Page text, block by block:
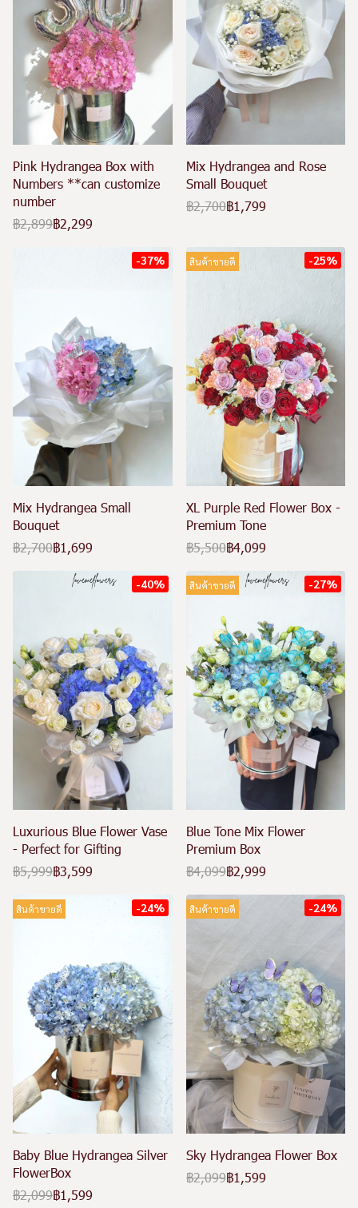
Pink Hydrangea Box with
Numbers **can customize
number
฿2,899฿2,299
Mix Hydrangea and Rose
Small Bouquet
฿2,700฿1,799
-37%
Mix Hydrangea Small
Bouquet
฿2,700฿1,699
สินค้าขายดี -25%
XL Purple Red Flower Box -
Premium Tone
฿5,500฿4,099
-40%
Luxurious Blue Flower Vase
- Perfect for Gifting
฿5,999฿3,599
สินค้าขายดี -27%
Blue Tone Mix Flower
Premium Box
฿4,099฿2,999
สินค้าขายดี -24%
Baby Blue Hydrangea Silver
FlowerBox
฿2,099฿1,599
สินค้าขายดี -24%
Sky Hydrangea Flower Box
฿2,099฿1,599